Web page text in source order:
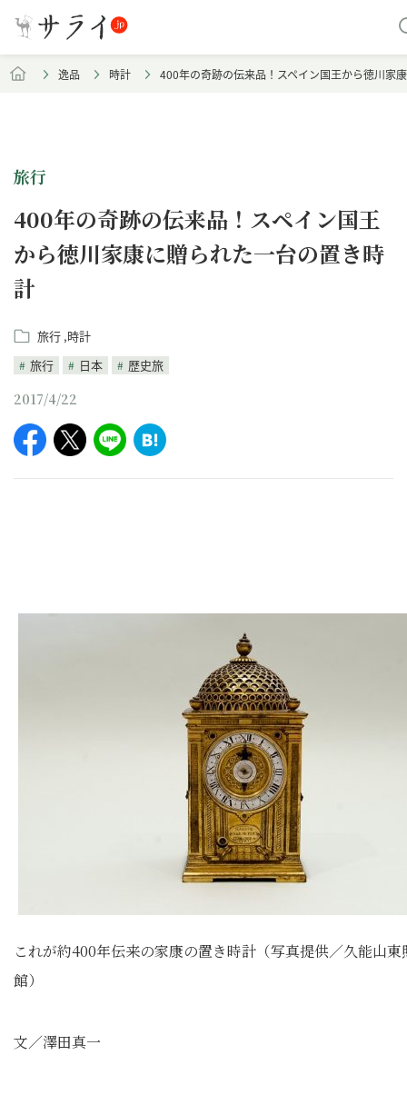
逸品 時計 400年の奇跡の伝来品！スペイン国王から徳川家
旅行
400年の奇跡の伝来品！スペイン国王
から徳川家康に贈られた一台の置き時
計
旅行 時計
旅行
日本 歴史旅
2017/4/22
これが約400年伝来の家康の置き時計（写真提供／久能山東
館）
文／澤田真一